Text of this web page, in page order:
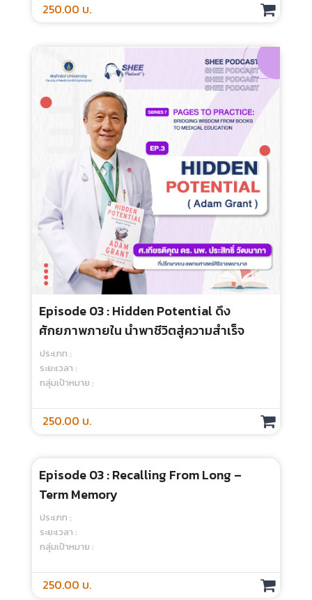
250.00 บ.
Episode 03 : Hidden Potential ดึง
ศักยภาพภายใน นำพาชีวิตสู่ความสำเร็จ
ประเภท :
ระยะเวลา :
กลุ่มเป้าหมาย :
250.00 บ.